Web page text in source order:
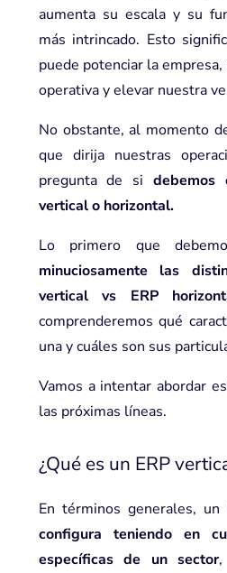
aumenta su escala y su
más intrincado. Esto
puede potenciar la
operativa y elevar nuestra
No obstante, al momento
que dirija nuestras
pregunta de si
vertical o horizontal.
Lo primero que
minuciosamente las
vertical vs ERP
comprenderemos qué
una y cuáles son sus
Vamos a intentar abordar
las próximas líneas.
¿Qué es un ERP
En términos generales, un
configura teniendo en
específicas de un sector